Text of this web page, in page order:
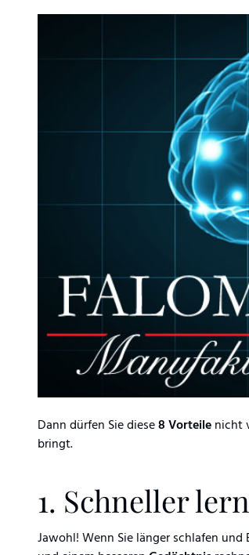
Dann dürfen Sie diese8 Vorteilenicht
bringt.
1. Schneller
Jawohl! Wenn Sie länger schlafen